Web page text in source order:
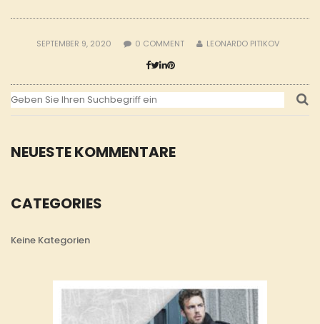
NEUESTE KOMMENTARE
CATEGORIES
Keine Kategorien
SEPTEMBER 9, 2020 0 COMMENT LEONARDO PITIKOV